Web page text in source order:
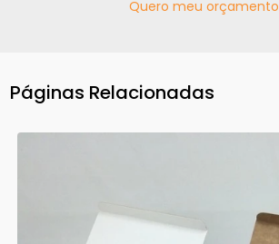
Quero meu orçamento
Páginas Relacionadas